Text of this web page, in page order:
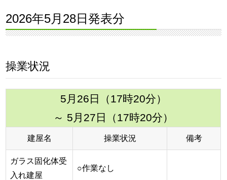
2026年5月28日発表分
操業状況
5月26日（17時20分）
～ 5月27日（17時20分）
建屋名 操業状況 備考
ガラス固化体受
入れ建屋
○作業なし